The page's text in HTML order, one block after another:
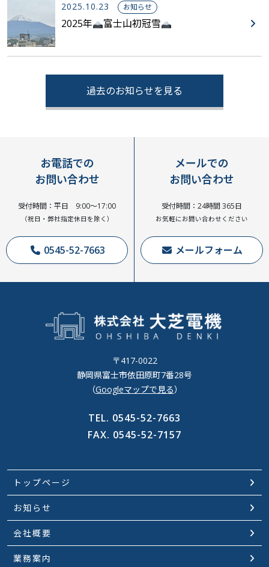
2025.10.23 お知らせ
2025年 富士山初冠雪
過去のお知らせを見る
お電話での
お問い合わせ
受付時間：平日 9:00～17:00
（祝日・弊社指定休日を除く）
0545-52-7663
メールでの
お問い合わせ
受付時間：24時間 365日
お気軽にお問い合わせください
メールフォーム
〒417-0022
静岡県富士市依田原町7番28号
（Googleマップで見る）
TEL. 0545-52-7663
FAX. 0545-52-7157
トップページ
お知らせ
会社概要
業務案内